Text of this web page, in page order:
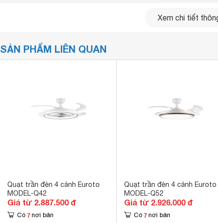
Remote
Xem chi tiết
SẢN PHẨM LIÊN QUAN
Quạt trần đèn 4 cánh Euroto
MODEL-Q42
Giá từ 2.887.500 đ
Có 7 nơi bán
Quạt trần đèn 4 cánh Euroto
MODEL-Q52
Giá từ 2.926.000 đ
Có 7 nơi bán